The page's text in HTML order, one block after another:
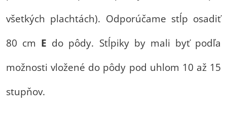
všetkých plachtách). Odporúčame stĺp osadiť
80 cm E do pôdy. Stĺpiky by mali byť podľa
možnosti vložené do pôdy pod uhlom 10 až 15
stupňov.